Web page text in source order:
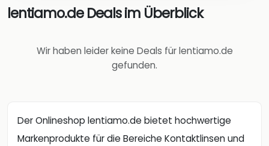
lentiamo.de Deals im Überblick
Wir haben leider keine Deals für lentiamo.de
gefunden.
Der Onlineshop lentiamo.de bietet hochwertige
Markenprodukte für die Bereiche Kontaktlinsen und